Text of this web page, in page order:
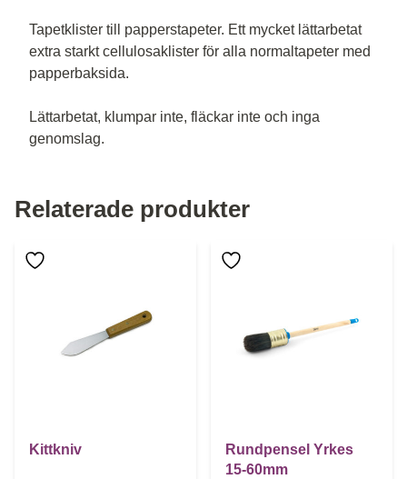
Tapetklister till papperstapeter. Ett mycket lättarbetat
extra starkt cellulosaklister för alla normaltapeter med
papperbaksida.
Lättarbetat, klumpar inte, fläckar inte och inga
genomslag.
Relaterade produkter
Kittkniv
Rundpensel Yrkes
15-60mm
Den här produkten har